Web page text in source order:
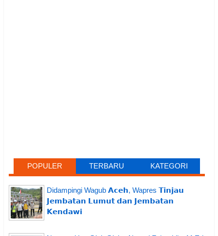
POPULER TERBARU KATEGORI
Didampingi Wagub 𝗔𝗰𝗲𝗵, Wapres 𝗧𝗶𝗻𝗷𝗮𝘂
𝗝𝗲𝗺𝗯𝗮𝘁𝗮𝗻 𝗟𝘂𝗺𝘂𝘁 𝗱𝗮𝗻 𝗝𝗲𝗺𝗯𝗮𝘁𝗮𝗻
𝗞𝗲𝗻𝗱𝗮𝘄𝗶